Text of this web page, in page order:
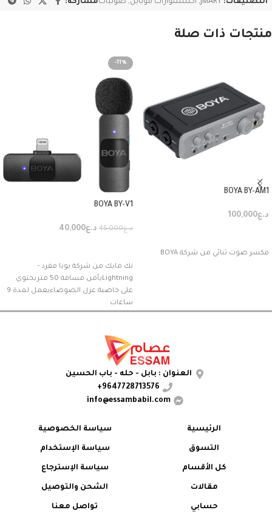
التصنيفات: JMARY
, اكسسوارات موبايل, صوتياتمشاركة:
منتجات ذات صلة
BOYA BY-AM1
د.ع100,000
مكسر صوت ثنائي من شركة BOYA
-11%
BOYA BY-V1
د.ع45,000 د.ع40,000
نك مايك من شركة بويا مفرد -
Lightningيأمن مسافة 50 متريحتوي
على خاصية عزل الضوضاءيعمل لمدة 9
ساعات
العنوان : بابل - حله - باب الحسين
9647728713576+
info@essambabil.com
الرئيسية
التسوق
كل الأقسام
مقالات
حسابي
سياسة الخصوصية
سياسة الإستخدام
سياسة الإسترجاع
الشحن والتوصيل
تواصل معنا